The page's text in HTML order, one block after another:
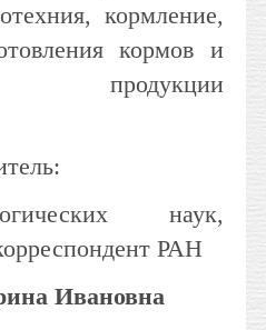
кормление,
кормов и
продукции
наук,
РАН
Ивановна